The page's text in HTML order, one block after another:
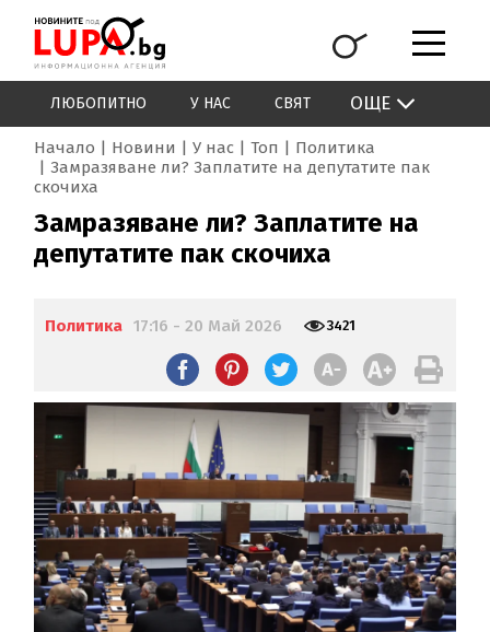
ЛЮБОПИТНО У НАС СВЯТ ОЩЕ
Начало Новини У нас Топ
Политика
Замразяване ли? Заплатите на депутатите пак
скочиха
Замразяване ли? Заплатите на
депутатите пак скочиха
Политика 17:16 - 20 Май 2026 3421